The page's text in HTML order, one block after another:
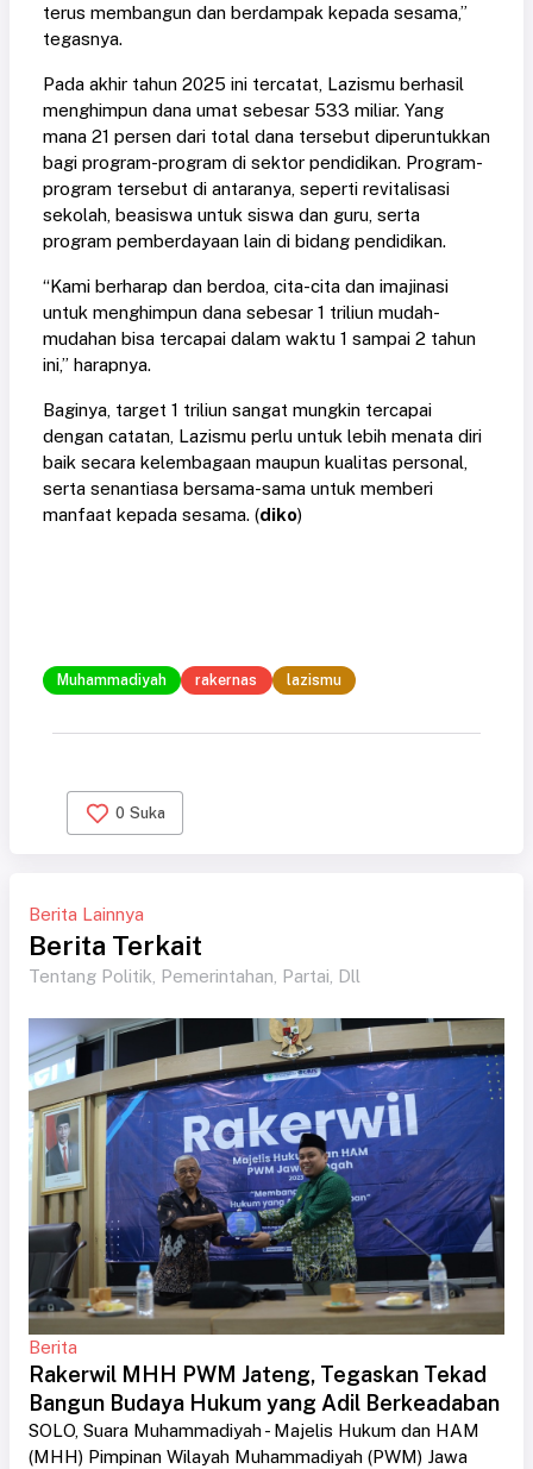
terus membangun dan berdampak kepada sesama,”
tegasnya.
Pada akhir tahun 2025 ini tercatat, Lazismu berhasil
menghimpun dana umat sebesar 533 miliar. Yang
mana 21 persen dari total dana tersebut diperuntukkan
bagi program-program di sektor pendidikan. Program-
program tersebut di antaranya, seperti revitalisasi
sekolah, beasiswa untuk siswa dan guru, serta
program pemberdayaan lain di bidang pendidikan.
“Kami berharap dan berdoa, cita-cita dan imajinasi
untuk menghimpun dana sebesar 1 triliun mudah-
mudahan bisa tercapai dalam waktu 1 sampai 2 tahun
ini,” harapnya.
Baginya, target 1 triliun sangat mungkin tercapai
dengan catatan, Lazismu perlu untuk lebih menata diri
baik secara kelembagaan maupun kualitas personal,
serta senantiasa bersama-sama untuk memberi
manfaat kepada sesama. (diko)
Muhammadiyah rakernas lazismu
0 Suka
Berita Lainnya
Berita Terkait
Tentang Politik, Pemerintahan, Partai, Dll
Berita
Rakerwil MHH PWM Jateng, Tegaskan Tekad
Bangun Budaya Hukum yang Adil Berkeadaban
SOLO, Suara Muhammadiyah - Majelis Hukum dan HAM
(MHH) Pimpinan Wilayah Muhammadiyah (PWM) Jawa